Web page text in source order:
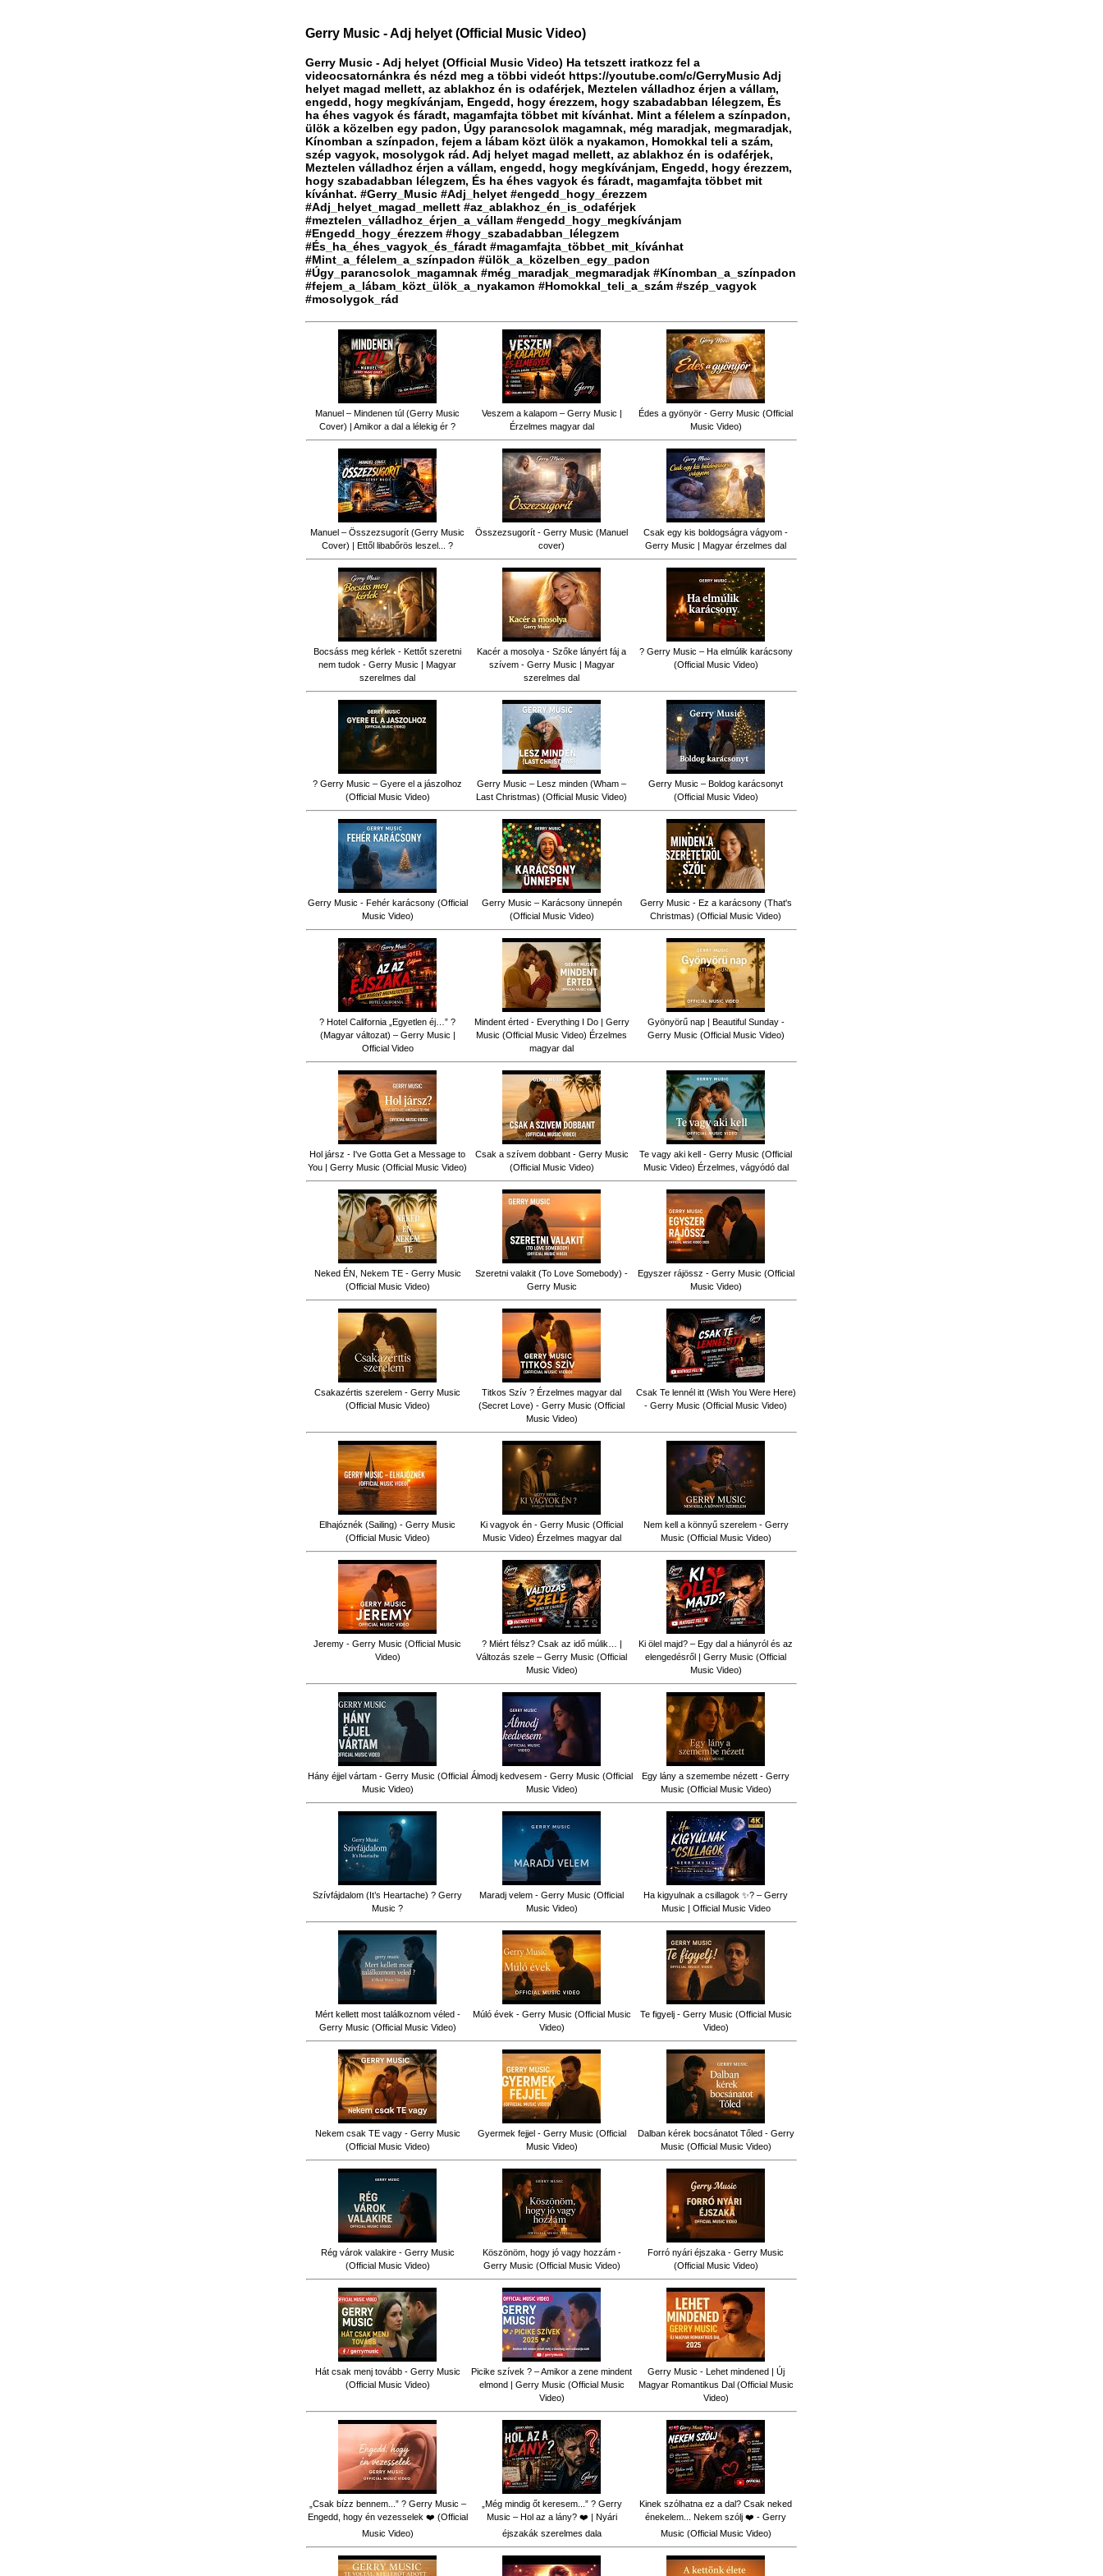
Gerry Music - Adj helyet (Official Music Video)
Gerry Music - Adj helyet (Official Music Video) Ha tetszett iratkozz fel a
videocsatornánkra és nézd meg a többi videót https://youtube.com/c/GerryMusic Adj
helyet magad mellett, az ablakhoz én is odaférjek, Meztelen válladhoz érjen a vállam,
engedd, hogy megkívánjam, Engedd, hogy érezzem, hogy szabadabban lélegzem, És
ha éhes vagyok és fáradt, magamfajta többet mit kívánhat. Mint a félelem a színpadon,
ülök a közelben egy padon, Úgy parancsolok magamnak, még maradjak, megmaradjak,
Kínomban a színpadon, fejem a lábam közt ülök a nyakamon, Homokkal teli a szám,
szép vagyok, mosolygok rád. Adj helyet magad mellett, az ablakhoz én is odaférjek,
Meztelen válladhoz érjen a vállam, engedd, hogy megkívánjam, Engedd, hogy érezzem,
hogy szabadabban lélegzem, És ha éhes vagyok és fáradt, magamfajta többet mit
kívánhat. #Gerry_Music #Adj_helyet #engedd_hogy_érezzem
#Adj_helyet_magad_mellett #az_ablakhoz_én_is_odaférjek
#meztelen_válladhoz_érjen_a_vállam #engedd_hogy_megkívánjam
#Engedd_hogy_érezzem #hogy_szabadabban_lélegzem
#És_ha_éhes_vagyok_és_fáradt #magamfajta_többet_mit_kívánhat
#Mint_a_félelem_a_színpadon #ülök_a_közelben_egy_padon
#Úgy_parancsolok_magamnak #még_maradjak_megmaradjak #Kínomban_a_színpadon
#fejem_a_lábam_közt_ülök_a_nyakamon #Homokkal_teli_a_szám #szép_vagyok
#mosolygok_rád
Manuel – Mindenen túl (Gerry Music
Cover) | Amikor a dal a lélekig ér ?
Veszem a kalapom – Gerry Music |
Érzelmes magyar dal
Édes a gyönyör - Gerry Music (Official
Music Video)
Manuel – Összezsugorít (Gerry Music
Cover) | Ettől libabőrös leszel... ?
Összezsugorít - Gerry Music (Manuel
cover)
Csak egy kis boldogságra vágyom -
Gerry Music | Magyar érzelmes dal
Bocsáss meg kérlek - Kettőt szeretni
nem tudok - Gerry Music | Magyar
szerelmes dal
Kacér a mosolya - Szőke lányért fáj a
szívem - Gerry Music | Magyar
szerelmes dal
? Gerry Music – Ha elmúlik karácsony
(Official Music Video)
? Gerry Music – Gyere el a jászolhoz
(Official Music Video)
Gerry Music – Lesz minden (Wham –
Last Christmas) (Official Music Video)
Gerry Music – Boldog karácsonyt
(Official Music Video)
Gerry Music - Fehér karácsony (Official
Music Video)
Gerry Music – Karácsony ünnepén
(Official Music Video)
Gerry Music - Ez a karácsony (That's
Christmas) (Official Music Video)
? Hotel California „Egyetlen éj…” ?
(Magyar változat) – Gerry Music |
Official Video
Mindent érted - Everything I Do | Gerry
Music (Official Music Video) Érzelmes
magyar dal
Gyönyörű nap | Beautiful Sunday -
Gerry Music (Official Music Video)
Hol jársz - I've Gotta Get a Message to
You | Gerry Music (Official Music Video)
Csak a szívem dobbant - Gerry Music
(Official Music Video)
Te vagy aki kell - Gerry Music (Official
Music Video) Érzelmes, vágyódó dal
Neked ÉN, Nekem TE - Gerry Music
(Official Music Video)
Szeretni valakit (To Love Somebody) -
Gerry Music
Egyszer rájössz - Gerry Music (Official
Music Video)
Csakazértis szerelem - Gerry Music
(Official Music Video)
Titkos Szív ? Érzelmes magyar dal
(Secret Love) - Gerry Music (Official
Music Video)
Csak Te lennél itt (Wish You Were Here)
- Gerry Music (Official Music Video)
Elhajóznék (Sailing) - Gerry Music
(Official Music Video)
Ki vagyok én - Gerry Music (Official
Music Video) Érzelmes magyar dal
Nem kell a könnyű szerelem - Gerry
Music (Official Music Video)
Jeremy - Gerry Music (Official Music
Video)
? Miért félsz? Csak az idő múlik… |
Változás szele – Gerry Music (Official
Music Video)
Ki ölel majd? – Egy dal a hiányról és az
elengedésről | Gerry Music (Official
Music Video)
Hány éjjel vártam - Gerry Music (Official
Music Video)
Álmodj kedvesem - Gerry Music (Official
Music Video)
Egy lány a szemembe nézett - Gerry
Music (Official Music Video)
Szívfájdalom (It’s Heartache) ? Gerry
Music ?
Maradj velem - Gerry Music (Official
Music Video)
Ha kigyulnak a csillagok ✨? – Gerry
Music | Official Music Video
Mért kellett most találkoznom véled -
Gerry Music (Official Music Video)
Múló évek - Gerry Music (Official Music
Video)
Te figyelj - Gerry Music (Official Music
Video)
Nekem csak TE vagy - Gerry Music
(Official Music Video)
Gyermek fejjel - Gerry Music (Official
Music Video)
Dalban kérek bocsánatot Tőled - Gerry
Music (Official Music Video)
Rég várok valakire - Gerry Music
(Official Music Video)
Köszönöm, hogy jó vagy hozzám -
Gerry Music (Official Music Video)
Forró nyári éjszaka - Gerry Music
(Official Music Video)
Hát csak menj tovább - Gerry Music
(Official Music Video)
Picike szívek ? – Amikor a zene mindent
elmond | Gerry Music (Official Music
Video)
Gerry Music - Lehet mindened | Új
Magyar Romantikus Dal (Official Music
Video)
„Csak bízz bennem...” ? Gerry Music –
Engedd, hogy én vezesselek ❤️ (Official
Music Video)
„Még mindig őt keresem...” ? Gerry
Music – Hol az a lány? ❤️ | Nyári
éjszakák szerelmes dala
Kinek szólhatna ez a dal? Csak neked
énekelem... Nekem szólj ❤️ - Gerry
Music (Official Music Video)